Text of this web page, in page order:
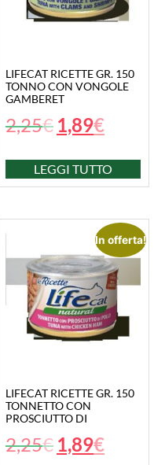
LIFECAT RICETTE GR. 150
TONNO CON VONGOLE
GAMBERET
2,25€ 1,89€
LEGGI TUTTO
In offerta!
LIFECAT RICETTE GR. 150
TONNETTO CON
PROSCIUTTO DI
2,25€ 1,89€